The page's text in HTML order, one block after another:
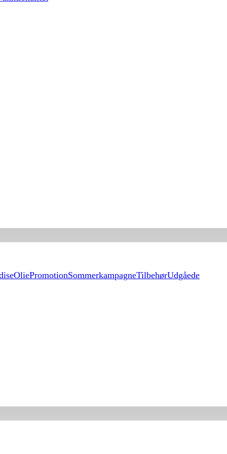
OliePromotionSommerkampagneTilbehørUdgåede